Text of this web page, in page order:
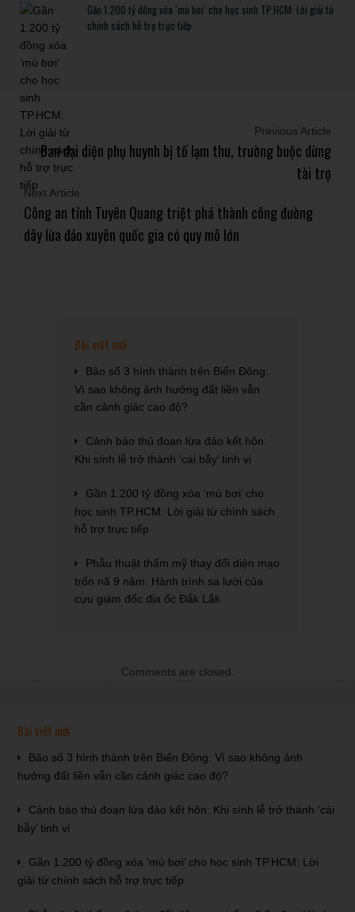
Gần 1.200 tỷ đồng xóa ‘mù bơi’ cho học sinh TP.HCM: Lời giải từ
chính sách hỗ trợ trực tiếp
Previous Article
Ban đại diện phụ huynh bị tố lạm thu, trường buộc dừng
tài trợ
Next Article
Công an tỉnh Tuyên Quang triệt phá thành công đường
dây lừa đảo xuyên quốc gia có quy mô lớn
Bài viết mới
Bão số 3 hình thành trên Biển Đông:
Vì sao không ảnh hưởng đất liền vẫn
cần cảnh giác cao độ?
Cảnh báo thủ đoạn lừa đảo kết hôn:
Khi sính lễ trở thành ‘cái bẫy’ tinh vi
Gần 1.200 tỷ đồng xóa ‘mù bơi’ cho
học sinh TP.HCM: Lời giải từ chính sách
hỗ trợ trực tiếp
Phẫu thuật thẩm mỹ thay đổi diện mạo
trốn nã 9 năm: Hành trình sa lưới của
cựu giám đốc địa ốc Đắk Lắk
Comments are closed.
Bài viết mới
Bão số 3 hình thành trên Biển Đông: Vì sao không ảnh
hưởng đất liền vẫn cần cảnh giác cao độ?
Cảnh báo thủ đoạn lừa đảo kết hôn: Khi sính lễ trở thành ‘cái
bẫy’ tinh vi
Gần 1.200 tỷ đồng xóa ‘mù bơi’ cho học sinh TP.HCM: Lời
giải từ chính sách hỗ trợ trực tiếp